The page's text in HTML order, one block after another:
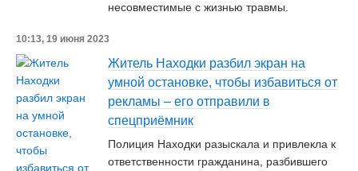
несовместимые с жизнью травмы.
10:13, 19 июня 2023
Житель Находки разбил экран на
умной остановке, чтобы избавиться от
рекламы – его отправили в
спецприёмник
Полиция Находки разыскала и привлекла к
ответственности гражданина, разбившего